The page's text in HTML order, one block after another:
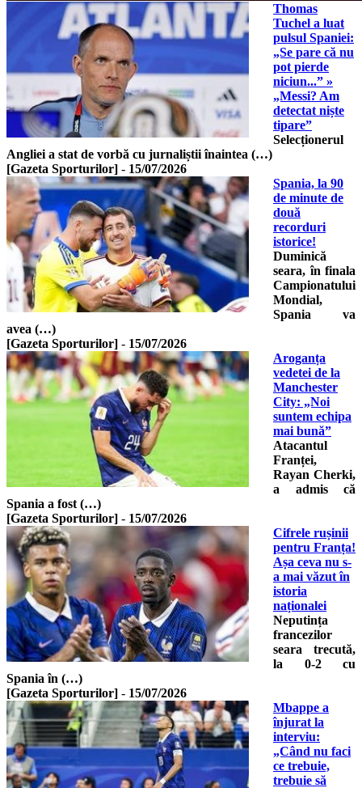
Thomas
Tuchel a luat
pulsul Spaniei:
„Se pare că nu
pot pierde
niciun...” »
„Messi? Am
detectat niște
tipare”
Selecționerul
Angliei a stat de vorbă cu jurnaliștii înaintea (…)
[Gazeta Sporturilor] - 15/07/2026
Spania, la 90
de minute de
două
recorduri
istorice!
Duminică
seara, în finala
Campionatului
Mondial,
Spania va
avea (…)
[Gazeta Sporturilor] - 15/07/2026
Aroganța
vedetei de la
Manchester
City: „Noi
suntem echipa
mai bună”
Atacantul
Franței,
Rayan Cherki,
a admis că
Spania a fost (…)
[Gazeta Sporturilor] - 15/07/2026
Cifrele rușinii
pentru Franța!
Așa ceva nu s-
a mai văzut în
istoria
naționalei
Neputința
francezilor
seara trecută,
la 0-2 cu
Spania în (…)
[Gazeta Sporturilor] - 15/07/2026
Mbappe a
înjurat la
interviu:
„Când nu faci
ce trebuie,
trebuie să